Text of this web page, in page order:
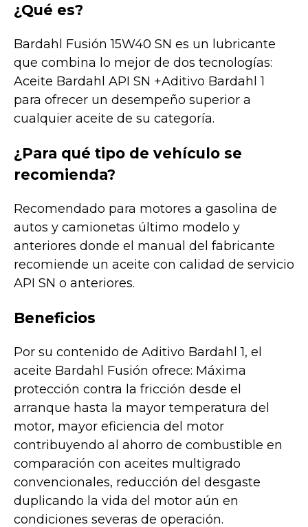
¿Qué es?
Bardahl Fusión 15W40 SN es un lubricante
que combina lo mejor de dos tecnologías:
Aceite Bardahl API SN +Aditivo Bardahl 1
para ofrecer un desempeño superior a
cualquier aceite de su categoría.
¿Para qué tipo de vehículo se
recomienda?
Recomendado para motores a gasolina de
autos y camionetas último modelo y
anteriores donde el manual del fabricante
recomiende un aceite con calidad de servicio
API SN o anteriores.
Beneficios
Por su contenido de Aditivo Bardahl 1, el
aceite Bardahl Fusión ofrece: Máxima
protección contra la fricción desde el
arranque hasta la mayor temperatura del
motor, mayor eficiencia del motor
contribuyendo al ahorro de combustible en
comparación con aceites multigrado
convencionales, reducción del desgaste
duplicando la vida del motor aún en
condiciones severas de operación.